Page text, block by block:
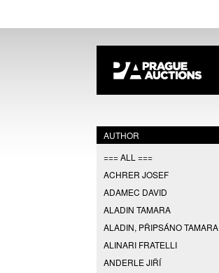
AUTHOR
=== ALL ===
ACHRER JOSEF
ADAMEC DAVID
ALADIN TAMARA
ALADIN, PŘIPSÁNO TAMARA
ALINARI FRATELLI
ANDERLE JIŘÍ